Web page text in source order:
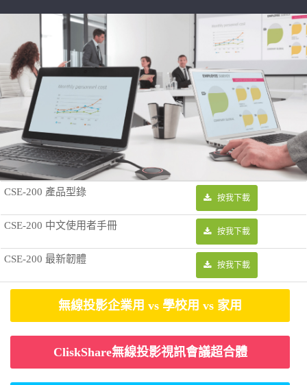
CSE-200 產品型錄
按我下載
CSE-200 中文使用者手冊
按我下載
CSE-200 最新韌體
按我下載
無線投影企業用 vs 學校用 vs 家用
CliskShare無線投影視訊會議超合體